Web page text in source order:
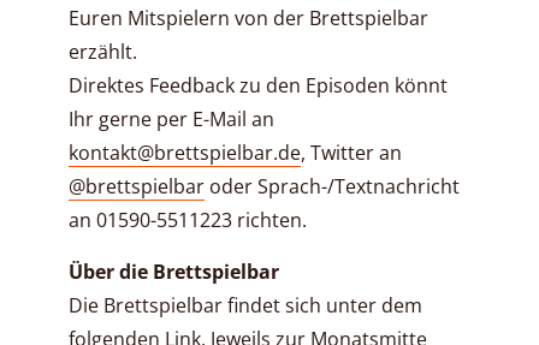
Euren Mitspielern von der Brettspielbar
erzählt.
Direktes Feedback zu den Episoden könnt
Ihr gerne per E-Mail an
kontakt@brettspielbar.de, Twitter an
@brettspielbar oder Sprach-/Textnachricht
an 01590-5511223 richten.
Über die Brettspielbar
Die Brettspielbar findet sich unter dem
folgenden Link. Jeweils zur Monatsmitte